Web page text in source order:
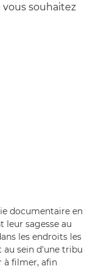
souhaitez
documentaire en
leur sagesse au
les endroits les
au sein d'une tribu
à filmer, afin